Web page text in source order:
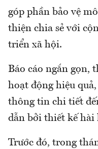
góp phần bảo vệ
thiện chia sẻ với
triển xã hội.
Báo cáo ngắn gọn,
hoạt động hiệu
thông tin chi tiết
dẫn bởi thiết kế hài
Trước đó, trong